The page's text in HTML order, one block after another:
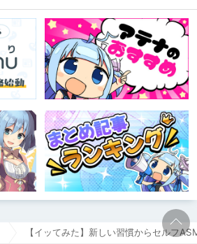
【イッてみた】新しい習慣からセルフ